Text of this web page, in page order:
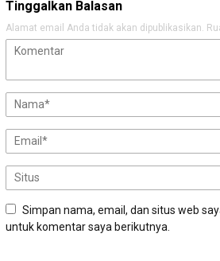
Tinggalkan Balasan
Alamat email Anda tidak akan dipublikasikan.
Simpan nama, email, dan situs web
untuk komentar saya berikutnya.